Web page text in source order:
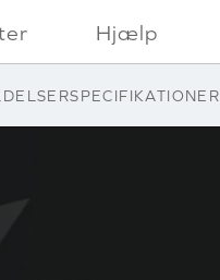
Hjælp
SPECIFIKATIONER